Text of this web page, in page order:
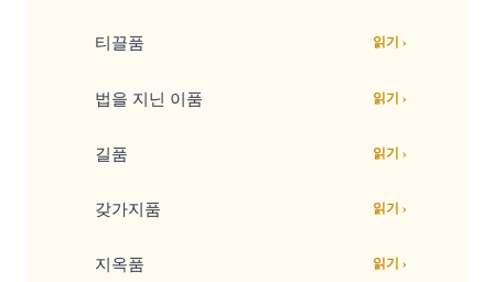
티끌품 읽기 ›
법을 지닌 이품 읽기 ›
길품 읽기 ›
갖가지품 읽기 ›
지옥품 읽기 ›